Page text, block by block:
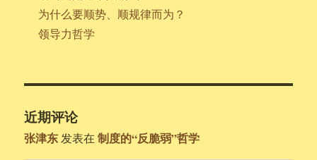
为什么要顺势、顺规律而为？
领导力哲学
近期评论
张津东 发表在制度的“反脆弱”哲学